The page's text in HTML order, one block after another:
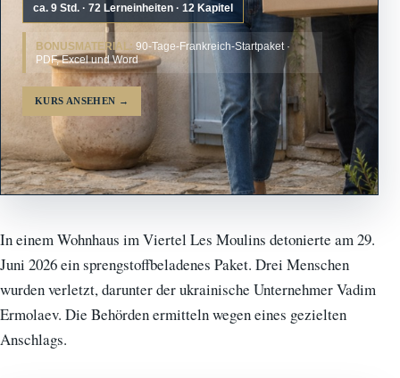
ca. 9 Std. · 72 Lerneinheiten · 12 Kapitel
BONUSMATERIAL: 90-Tage-Frankreich-Startpaket ·
PDF, Excel und Word
KURS ANSEHEN →
In einem Wohnhaus im Viertel Les Moulins detonierte am 29.
Juni 2026 ein sprengstoffbeladenes Paket. Drei Menschen
wurden verletzt, darunter der ukrainische Unternehmer Vadim
Ermolaev. Die Behörden ermitteln wegen eines gezielten
Anschlags.